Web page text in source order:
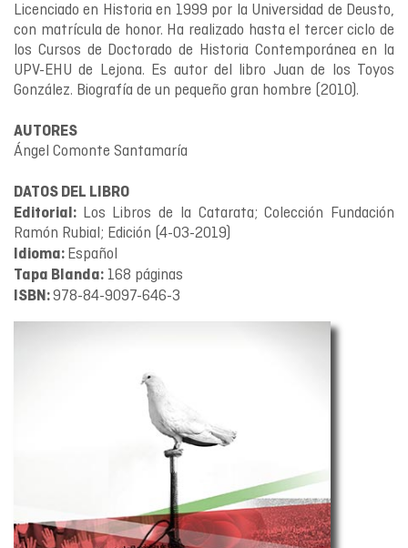
Licenciado en Historia en 1999 por la Universidad de Deusto,
con matrícula de honor. Ha realizado hasta el tercer ciclo de
los Cursos de Doctorado de Historia Contemporánea en la
UPV-EHU de Lejona. Es autor del libro Juan de los Toyos
González. Biografía de un pequeño gran hombre (2010).
AUTORES
Ángel Comonte Santamaría
DATOS DEL LIBRO
Editorial: Los Libros de la Catarata; Colección Fundación
Ramón Rubial; Edición (4-03-2019)
Idioma: Español
Tapa Blanda: 168 páginas
ISBN:978-84-9097-646-3